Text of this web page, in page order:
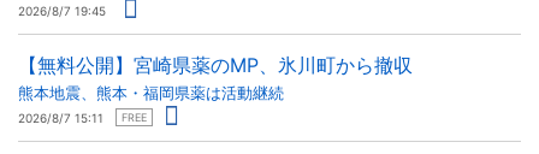
2026/8/7 19:45
【無料公開】宮崎県薬のMP、氷川町から撤収
熊本地震、熊本・福岡県薬は活動継続
2026/8/7 15:11 FREE